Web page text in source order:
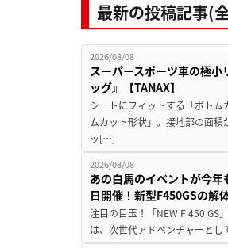
最新の投稿記事(
2026/08/08
スーパースポーツ車の極
ッグ』【TANAX】
シートにフィットする「ボト
ムカット形状」。接地部の面
ッ[…]
2026/08/08
あの白馬のイベントが今
日開催！新型F450GSの解
注目の目玉！「NEW F 450 GS
は、次世代アドベンチャーと